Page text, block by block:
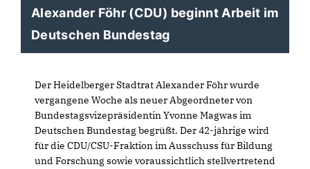
Alexander Föhr (CDU) beginnt Arbeit im
Deutschen Bundestag
Der Heidelberger Stadtrat Alexander Föhr wurde
vergangene Woche als neuer Abgeordneter von
Bundestagsvizepräsidentin Yvonne Magwas im
Deutschen Bundestag begrüßt. Der 42-jährige wird
für die CDU/CSU-Fraktion im Ausschuss für Bildung
und Forschung sowie voraussichtlich stellvertretend